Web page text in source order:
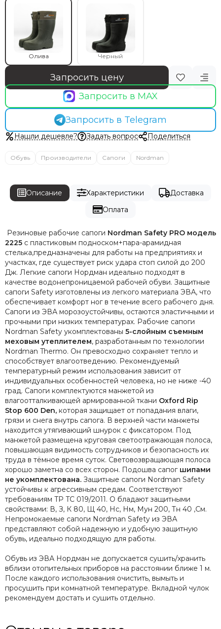
Олива Черный
Запросить цену
Запросить в MAX
Запросить в Telegram
Нашли дешевле? Задать вопрос Поделиться
Обувь Производители Сапоги Nordman
Описание Характеристики
Доставка
Оплата
Резиновые рабочие сапоги Nordman Safety PRO модель
2225 с пластиковым подноском+пара-арамидная
стелька,предназначены для работы на предприятиях и
участках, где существует риск удара стоп силой до 200
Дж. Легкие сапоги Нордман идеально подходят в
качестве водонепроницаемой рабочей обуви. Защитные
сапоги Safety изготовлены из легкого материала ЭВА, что
обеспечивает комфорт ног в течение всего рабочего дня.
Сапоги из ЭВА морозоустойчивы, остаются эластичными и
прочными при низких температурах. Рабочие сапоги
Nordman Safety укомплектованы 5-слойным съемным
меховым утеплителем, разработанным по технологии
Nordman Thermo. Он превосходно сохраняет тепло и
способствует влагоотведению. Рекомендуемый
температурный режим использования зависит от
индивидуальных особенностей человека, но не ниже -40
град. Сапоги комплектуются манжетой из
влагоотталкивающей армированной ткани Oxford Rip
Stop 600 Den, которая защищает от попадания влаги,
грязи и снега внутрь сапога. В верхней части манжеты
находится утягивающий шнурок с фиксатором. Под
манжетой размещена круговая светоотражающая полоса,
повышающая видимость сотрудников и безопасность их
труда в тёмное время суток. Световозвращающая полоса
хорошо заметна со всех сторон. Подошва сапог шипами
не укомплектована. Защитные сапоги Nordman Safety
устойчивы к агрессивным средам. Соответствуют
требованиям TP TC 019/2011. О бладают защитными
свойствами: В, З, К 80, Щ 40, Нс, Нм, Мун 200, Тн 40 ,См.
Непромокаемые сапоги Nordman Safety из ЭВА
представляют собой надежную и удобную защитную
обувь, идеально подходящую для работы.
Обувь из ЭВА Нордман не допускается сушить/хранить
вблизи отопительных приборов на расстоянии ближе 1 м.
После каждого использования очистить, вымыть и
просушить при комнатной температуре. Вкладной чулок
рекомендуем достать и сушить отдельно.